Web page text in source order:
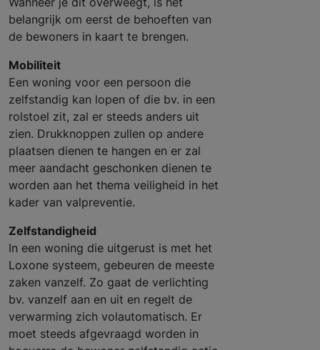
belangrijk om eerst de behoeften van
de bewoners in kaart te brengen.
Mobiliteit
Een woning voor een persoon die
zelfstandig kan lopen of die bv. in een
rolstoel zit, zal er steeds anders uit
zien. Drukknoppen zullen op andere
plaatsen dienen te hangen en er zal
meer aandacht geschonken dienen te
worden aan het thema veiligheid in het
kader van valpreventie.
Zelfstandigheid
In een woning die uitgerust is met het
Loxone systeem, gebeuren de meeste
zaken vanzelf. Zo gaat de verlichting
bv. vanzelf aan en uit en regelt de
verwarming zich volautomatisch. Er
moet steeds afgevraagd worden in